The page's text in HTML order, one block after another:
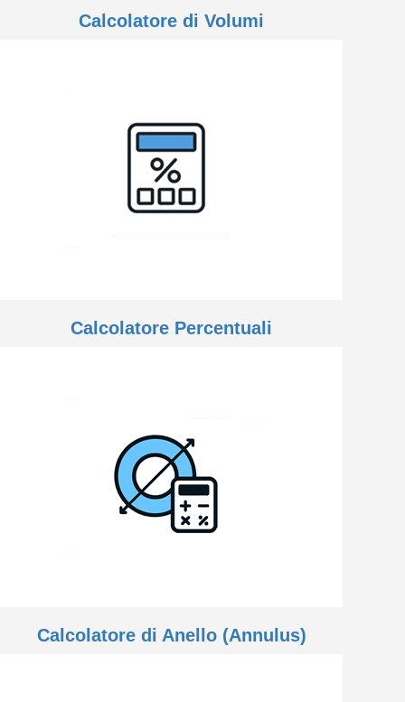
Calcolatore di Volumi
Calcolatore Percentuali
Calcolatore di Anello (Annulus)